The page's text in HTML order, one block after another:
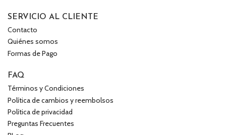
SERVICIO AL CLIENTE
Contacto
Quiénes somos
Formas de Pago
FAQ
Términos y Condiciones
Política de cambios y reembolsos
Política de privacidad
Preguntas Frecuentes